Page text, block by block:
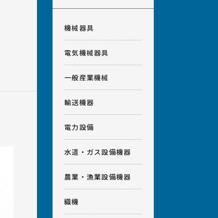
機械器具
電気機械器具
一般産業機械
輸送機器
電力設備
水道・ガス設備機器
農業・漁業設備機器
織機